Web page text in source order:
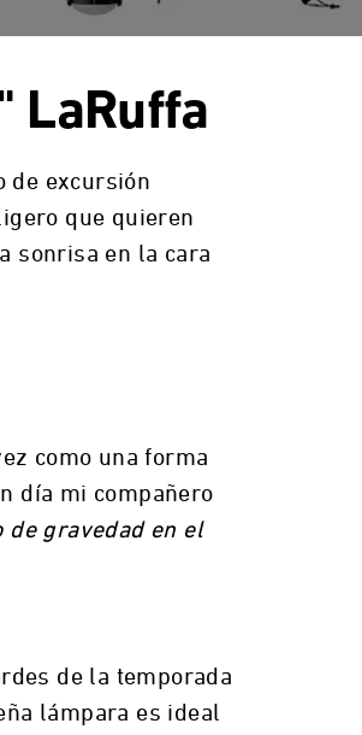
LaRuffa
de excursión
que quieren
sonrisa en la cara
como una forma
día mi compañero
de gravedad en el
de la temporada
lámpara es ideal